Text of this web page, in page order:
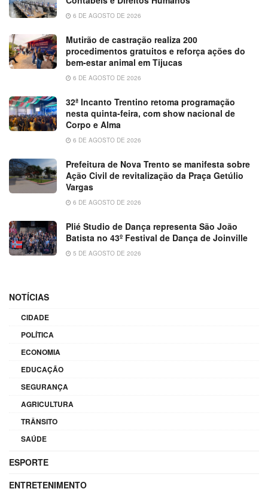
6 DE AGOSTO DE 2026
Mutirão de castração realiza 200
procedimentos gratuitos e reforça ações do
bem-estar animal em Tijucas
6 DE AGOSTO DE 2026
32ª Incanto Trentino retoma programação
nesta quinta-feira, com show nacional de
Corpo e Alma
6 DE AGOSTO DE 2026
Prefeitura de Nova Trento se manifesta sobre
Ação Civil de revitalização da Praça Getúlio
Vargas
6 DE AGOSTO DE 2026
Plié Studio de Dança representa São João
Batista no 43º Festival de Dança de Joinville
5 DE AGOSTO DE 2026
NOTÍCIAS
CIDADE
POLÍTICA
ECONOMIA
EDUCAÇÃO
SEGURANÇA
AGRICULTURA
TRÂNSITO
SAÚDE
ESPORTE
ENTRETENIMENTO